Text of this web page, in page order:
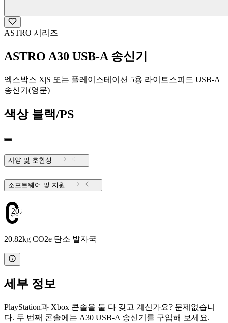
ASTRO 시리즈
ASTRO A30 USB-A 송신기
엑스박스 X|S 또는 플레이스테이션 5용 라이트스피드 USB-A
송신기(영문)
색상 블랙/PS
사양 및 호환성
소프트웨어 및 지원
20.82
20.82kg CO2e 탄소 발자국
세부 정보
PlayStation과 Xbox 콘솔을 둘 다 갖고 계신가요? 문제없습니
다. 두 번째 콘솔에는 A30 USB-A 송신기를 구입해 보세요.